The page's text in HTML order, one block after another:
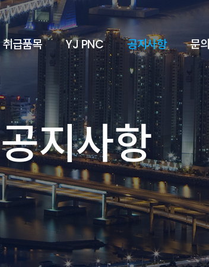
취급품목 YJ PNC 공지사항 문
공지사항